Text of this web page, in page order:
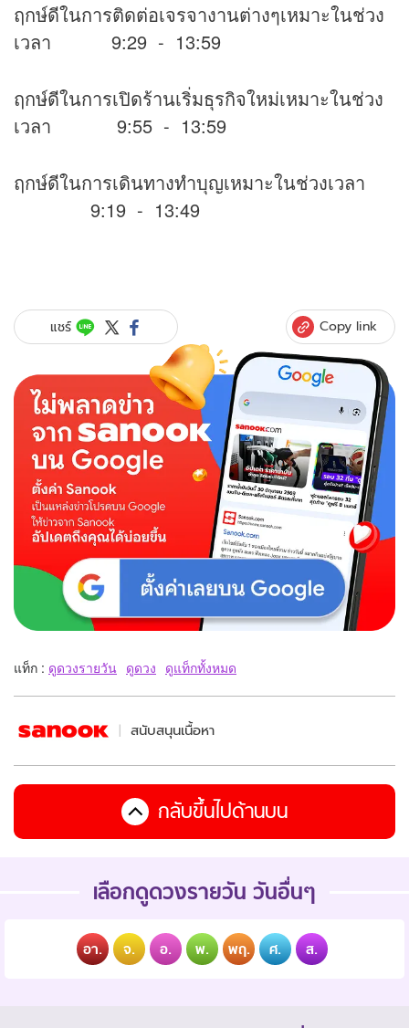
ฤกษ์ดีในการติดต่อเจรจางานต่างๆเหมาะในช่วง
เวลา 9:29 - 13:59
ฤกษ์ดีในการเปิดร้านเริ่มธุรกิจใหม่เหมาะในช่วง
เวลา 9:55 - 13:59
ฤกษ์ดีในการเดินทางทำบุญเหมาะในช่วงเวลา
9:19 - 13:49
แชร์ Copy link
แท็ก : ดูดวงรายวัน ดูดวง ดูแท็กทั้งหมด
สนับสนุนเนื้อหา
กลับขึ้นไปด้านบน
เลือกดูดวงรายวัน วันอื่นๆ
อา. จ. อ. พ. พฤ. ศ. ส.